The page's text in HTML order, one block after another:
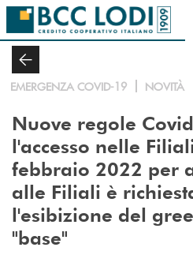
Salta al contenuto principale
EMERGENZA COVID-19 NOVITÀ
Nuove regole
l'accesso nelle
febbraio 2022 per
alle Filiali è
l'esibizione del
"base"